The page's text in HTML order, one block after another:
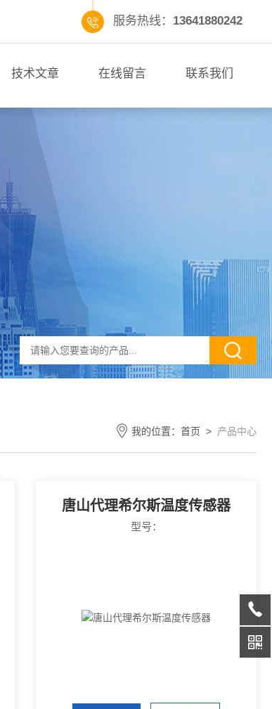
服务热线： 13641880242
技术文章 在线留言 联系我们
我的位置： 首页 > 产品中心
唐山代理希尔斯温度传感器
型号：